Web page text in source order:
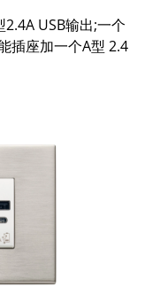
USB输出;一个
插座加一个A型 2.4